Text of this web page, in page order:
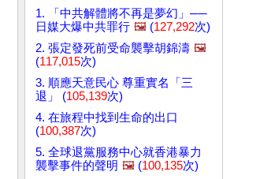
1. 「中共解體將不再是夢幻」──
日媒大爆中共罪行 🖼️ (127,292次)
2. 張定發死前受命襲擊胡錦濤 🖼️
(117,015次)
3. 順應天意民心 尊重實名「三
退」 (105,139次)
4. 在旅程中找到生命的出口
(100,387次)
5. 全球退黨服務中心就香港暴力
襲擊事件的聲明 🖼️ (100,135次)